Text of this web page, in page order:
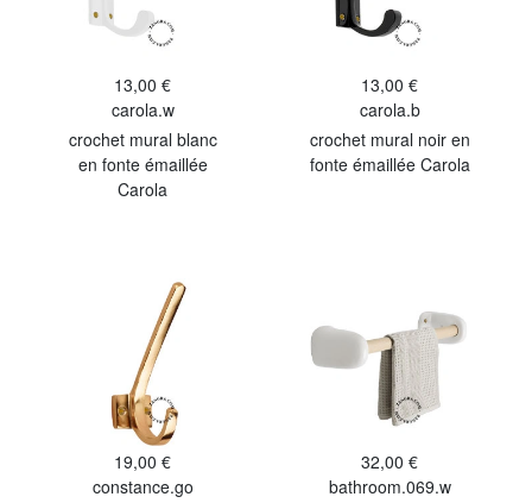
13,00 €
carola.w
crochet mural blanc
en fonte émaillée
Carola
13,00 €
carola.b
crochet mural noir en
fonte émaillée Carola
19,00 €
constance.go
32,00 €
bathroom.069.w